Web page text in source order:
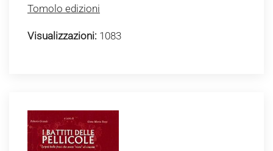
Tomolo edizioni
Visualizzazioni: 1083